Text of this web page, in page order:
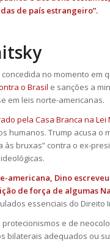
de país estrangeiro”.
no momento em
o Brasil e sanções a
em leis norte-americanas.
pela Casa Branca na Lei
humanos. Trump acusa o
às bruxas” contra o ex-
americana, Dino
de força de algumas
essenciais do Direito
e de
bilaterais adequados ou